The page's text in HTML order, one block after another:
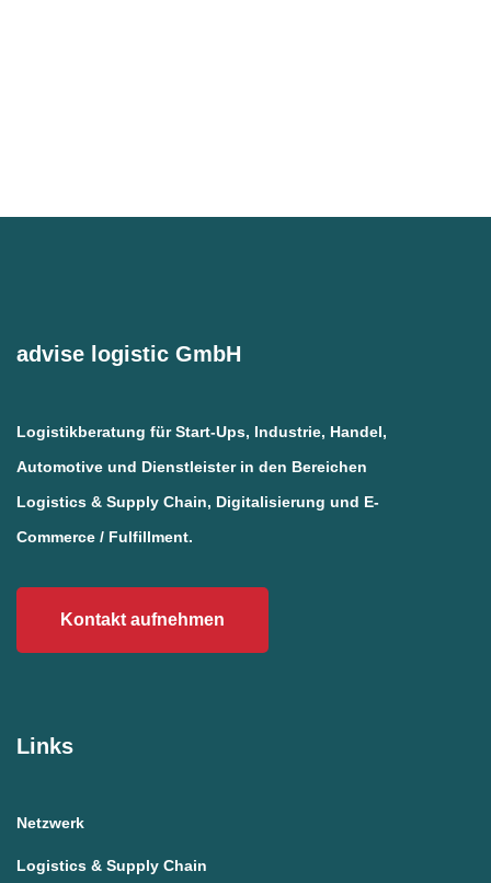
advise logistic GmbH
Logistikberatung für Start-Ups, Industrie, Handel,
Automotive und Dienstleister in den Bereichen
Logistics & Supply Chain, Digitalisierung und E-
Commerce / Fulfillment.
Kontakt aufnehmen
Links
Netzwerk
Logistics & Supply Chain